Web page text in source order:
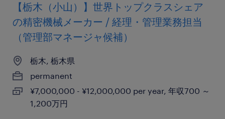
【栃木（小山）】世界トップクラスシェア
の精密機械メーカー / 経理・管理業務担当
（管理部マネージャ候補）
栃木, 栃木県
permanent
¥7,000,000 - ¥12,000,000 per year, 年収700 ～
1,200万円